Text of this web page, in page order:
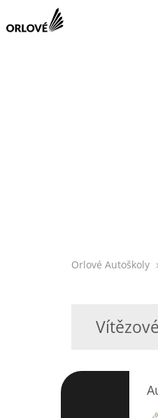
Orlové Autoškoly
Vítězové